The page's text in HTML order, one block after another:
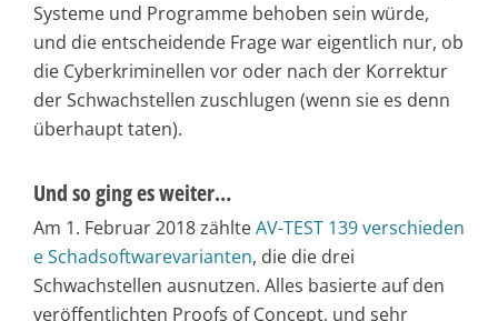
Systeme und Programme behoben sein würde,
und die entscheidende Frage war eigentlich nur, ob
die Cyberkriminellen vor oder nach der Korrektur
der Schwachstellen zuschlugen (wenn sie es denn
überhaupt taten).
Und so ging es weiter…
Am 1. Februar 2018 zählteAV-TEST 139 verschieden
e Schadsoftwarevarianten, die die drei
Schwachstellen ausnutzen. Alles basierte auf den
veröffentlichten Proofs of Concept, und sehr